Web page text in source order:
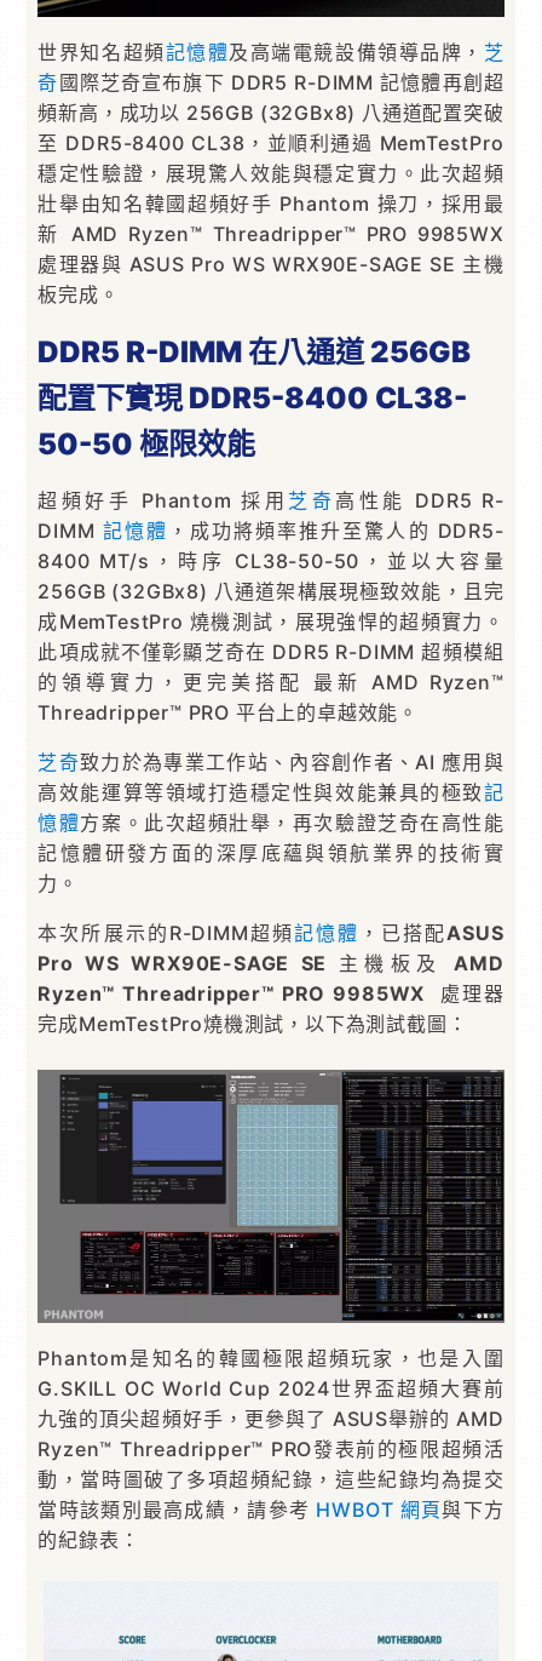
世界知名超頻記憶體及高端電競設備領導品牌， 芝
奇國際芝奇宣布旗下 DDR5 R-DIMM 記憶體再創超
頻新高，成功以 256GB (32GBx8) 八通道配置突破
至 DDR5-8400 CL38，並順利通過 MemTestPro
穩定性驗證，展現驚人效能與穩定實力。此次超頻
壯舉由知名韓國超頻好手 Phantom 操刀，採用最
新 AMD Ryzen™ Threadripper™ PRO 9985WX
處理器與 ASUS Pro WS WRX90E-SAGE SE 主機
板完成。
DDR5 R-DIMM 在八通道 256GB
配置下實現 DDR5-8400 CL38-
50-50 極限效能
超頻好手 Phantom 採用 芝奇 高性能 DDR5 R-
DIMM 記憶體 ，成功將頻率推升至驚人的 DDR5-
8400 MT/s，時序 CL38-50-50，並以大容量
256GB (32GBx8) 八通道架構展現極致效能，且完
成MemTestPro 燒機測試，展現強悍的超頻實力。
此項成就不僅彰顯芝奇在 DDR5 R-DIMM 超頻模組
的領導實力，更完美搭配 最新 AMD Ryzen™
Threadripper™ PRO 平台上的卓越效能。
芝奇致力於為專業工作站、內容創作者、AI 應用與
高效能運算等領域打造穩定性與效能兼具的極致記
憶體方案。此次超頻壯舉，再次驗證芝奇在高性能
記憶體研發方面的深厚底蘊與領航業界的技術實
力。
本次所展示的R-DIMM超頻記憶體 ，已搭配ASUS
Pro WS WRX90E-SAGE SE
主機板及 AMD
Ryzen™ Threadripper™ PRO 9985WX 處理器
完成MemTestPro燒機測試，以下為測試截圖：
Phantom是知名的韓國極限超頻玩家，也是入圍
G.SKILL OC World Cup 2024世界盃超頻大賽前
九強的頂尖超頻好手，更參與了 ASUS舉辦的 AMD
Ryzen™ Threadripper™ PRO發表前的極限超頻活
動，當時圖破了多項超頻紀錄，這些紀錄均為提交
當時該類別最高成績，請參考 HWBOT 網頁與下方
的紀錄表：